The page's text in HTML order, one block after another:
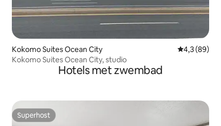
Kokomo Suites Ocean City Gemiddelde
4,3 (89)
Kokomo Suites Ocean City, studio
Hotels met zwembad
Superhost
Superhost